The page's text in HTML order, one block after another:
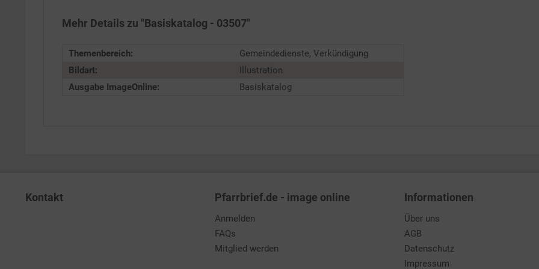
Mehr Details zu "Basiskatalog - 03507"
Themenbereich:
Gemeindedienste, Verkündigung
Bildart:
Illustration
Ausgabe ImageOnline:
Basiskatalog
Kontakt Pfarrbrief.de - image online
Anmelden
FAQs
Mitglied werden
Informationen
Über uns
AGB
Datenschutz
Impressum
Service